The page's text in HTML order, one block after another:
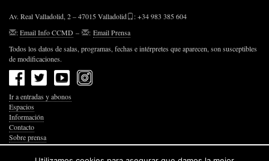
Av. Real Valladolid, 2 – 47015 Valladolid
: +34 983 385 604
:Email Info CCMD – : Email Prensa
Todos los datos de salas, programas, fechas e intérpretes que aparecen, son susceptibles
de modificaciones.
Ir a entradas y abonos
Espacios
Información
Contacto
Sobre prensa
Política de Privacidad
Política de Cookies